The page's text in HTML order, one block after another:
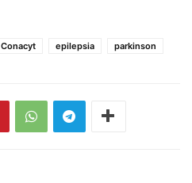
Conacyt epilepsia parkinson